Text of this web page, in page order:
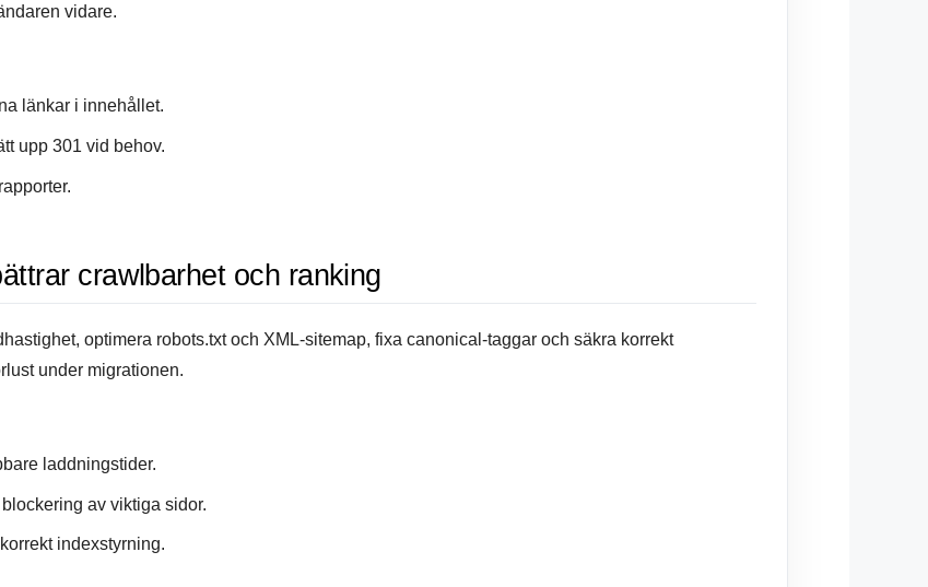
vidare.
länkar i innehållet.
upp 301 vid behov.
crawlbarhet och ranking
optimera robots.txt och XML-sitemap, fixa canonical-taggar och säkra korrekt
under migrationen.
laddningstider.
av viktiga sidor.
indexstyrning.